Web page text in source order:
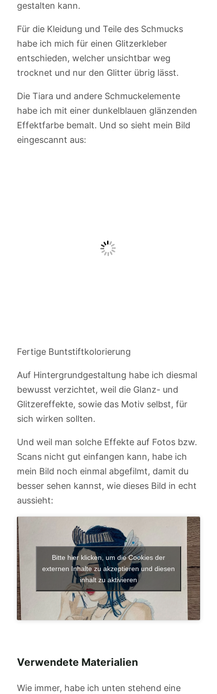
gestalten kann.
Für die Kleidung und Teile des Schmucks
habe ich mich für einen Glitzerkleber
entschieden, welcher unsichtbar weg
trocknet und nur den Glitter übrig lässt.
Die Tiara und andere Schmuckelemente
habe ich mit einer dunkelblauen glänzenden
Effektfarbe bemalt. Und so sieht mein Bild
eingescannt aus:
Fertige Buntstiftkolorierung
Auf Hintergrundgestaltung habe ich diesmal
bewusst verzichtet, weil die Glanz- und
Glitzereffekte, sowie das Motiv selbst, für
sich wirken sollten.
Und weil man solche Effekte auf Fotos bzw.
Scans nicht gut einfangen kann, habe ich
mein Bild noch einmal abgefilmt, damit du
besser sehen kannst, wie dieses Bild in echt
aussieht:
Bitte hier klicken, um die Cookies der
externen Inhalte zu akzeptieren und diesen
inhalt zu aktivieren
Verwendete Materialien
Wie immer, habe ich unten stehend eine